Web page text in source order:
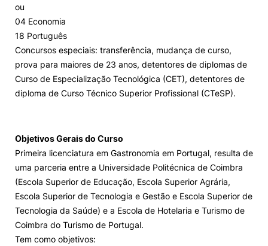
ou
04 Economia
18 Português
Concursos especiais: transferência, mudança de curso,
prova para maiores de 23 anos, detentores de diplomas de
Curso de Especialização Tecnológica (CET), detentores de
diploma de Curso Técnico Superior Profissional (CTeSP).
Objetivos Gerais do Curso
Primeira licenciatura em Gastronomia em Portugal, resulta de
uma parceria entre a Universidade Politécnica de Coimbra
(Escola Superior de Educação, Escola Superior Agrária,
Escola Superior de Tecnologia e Gestão e Escola Superior de
Tecnologia da Saúde) e a Escola de Hotelaria e Turismo de
Coimbra do Turismo de Portugal.
Tem como objetivos: